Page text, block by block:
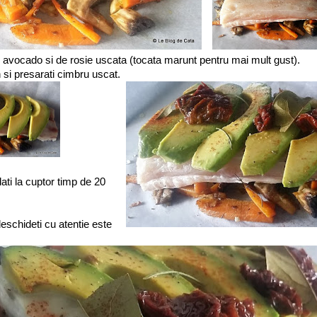
si de rosie uscata (tocata marunt pentru mai mult gust).
si presarati cimbru uscat.
la cuptor timp de 20
cu atentie este